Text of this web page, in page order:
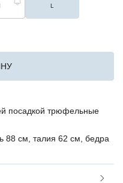
L
посадкой трюфельные
88 см, талия 62 см, бедра